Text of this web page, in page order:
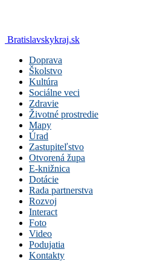
Bratislavskykraj.sk
Doprava
Školstvo
Kultúra
Sociálne veci
Zdravie
Životné prostredie
Mapy
Úrad
Zastupiteľstvo
Otvorená župa
E-knižnica
Dotácie
Rada partnerstva
Rozvoj
Interact
Foto
Video
Podujatia
Kontakty